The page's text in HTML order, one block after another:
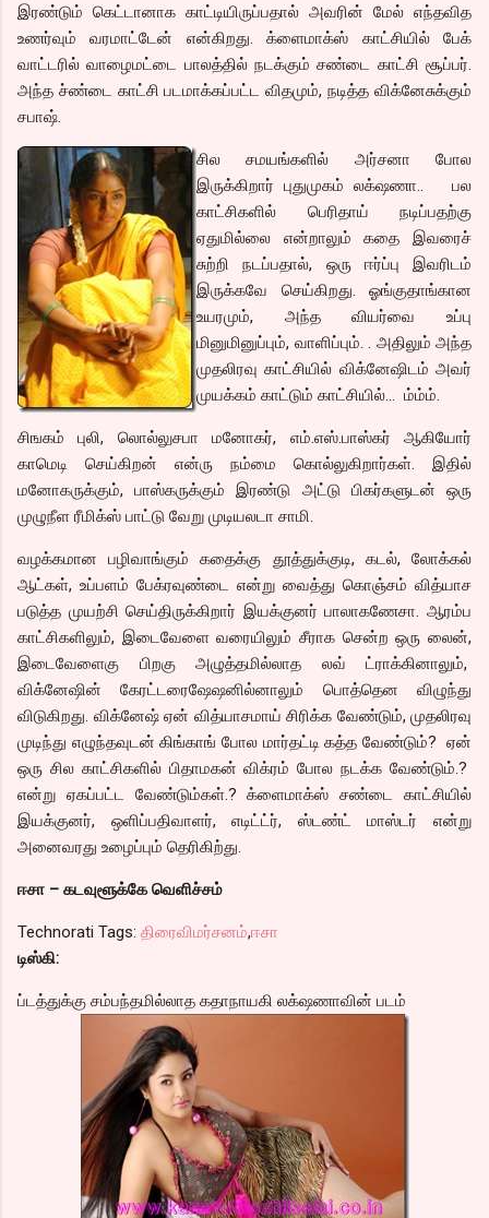
இரண்டும் கெட்டானாக காட்டியிருப்பதால் அவரின் மேல் எந்தவித
உணர்வும் வரமாட்டேன் என்கிறது. க்ளைமாக்ஸ் காட்சியில் பேக்
வாட்டரில் வாழைமட்டை பாலத்தில் நடக்கும் சண்டை காட்சி சூப்பர்.
அந்த ச்ண்டை காட்சி படமாக்கப்பட்ட விதமும், நடித்த விக்னேசுக்கும்
சபாஷ்.
சில சமயங்களில் அர்சனா போல
இருக்கிறார் புதுமுகம் லக்‌ஷணா.. பல
காட்சிகளில் பெரிதாய் நடிப்பதற்கு
ஏதுமில்லை என்றாலும் கதை இவரைச்
சுற்றி நடப்பதால், ஒரு ஈர்ப்பு இவரிடம்
இருக்கவே செய்கிறது. ஓங்குதாங்கான
உயரமும், அந்த வியர்வை உப்பு
மினுமினுப்பும், வாளிப்பும். . அதிலும் அந்த
முதலிரவு காட்சியில் விக்னேஷிடம் அவர்
முயக்கம் காட்டும் காட்சியில்… ம்ம்ம்.
சிஙகம் புலி, லொல்லுசபா மனோகர், எம்.எஸ்.பாஸ்கர் ஆகியோர்
காமெடி செய்கிறன் என்ரு நம்மை கொல்லுகிறார்கள். இதில்
மனோகருக்கும், பாஸ்கருக்கும் இரண்டு அட்டு பிகர்களுடன் ஒரு
முழுநீள ரீமிக்ஸ் பாட்டு வேறு முடியலடா சாமி.
வழக்கமான பழிவாங்கும் கதைக்கு தூத்துக்குடி, கடல், லோக்கல்
ஆட்கள், உப்பளம் பேக்ரவுண்டை என்று வைத்து கொஞ்சம் வித்யாச
படுத்த முயற்சி செய்திருக்கிறார் இயக்குனர் பாலாகணேசா. ஆரம்ப
காட்சிகளிலும், இடைவேளை வரையிலும் சீராக சென்ற ஒரு லைன்,
இடைவேளைகு பிறகு அழுத்தமில்லாத லவ் ட்ராக்கினாலும்,
விக்னேஷின் கேரட்டரைஷேஷனில்னாலும் பொத்தென விழுந்து
விடுகிறது. விக்னேஷ் ஏன் வித்யாசமாய் சிரிக்க வேண்டும், முதலிரவு
முடிந்து எழுந்தவுடன் கிங்காங் போல மார்தட்டி கத்த வேண்டும்? ஏன்
ஒரு சில காட்சிகளில் பிதாமகன் விக்ரம் போல நடக்க வேண்டும்.?
என்று ஏகப்பட்ட வேண்டும்கள்.? க்ளைமாக்ஸ் சண்டை காட்சியில்
இயக்குனர், ஒளிப்பதிவாளர், எடிட்ட்ர், ஸ்டண்ட் மாஸ்டர் என்று
அனைவரது உழைப்பும் தெரிகிற்து.
ஈசா – கடவுளூக்கே வெளிச்சம்
Technorati Tags: திரைவிமர்சனம்,ஈசா
டிஸ்கி:
ப்டத்துக்கு சம்பந்தமில்லாத கதாநாயகி லக்‌ஷணாவின் படம்